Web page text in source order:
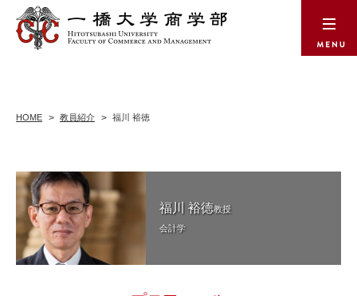
HOME 教員紹介 福川 裕徳
福川 裕徳教授
会計学